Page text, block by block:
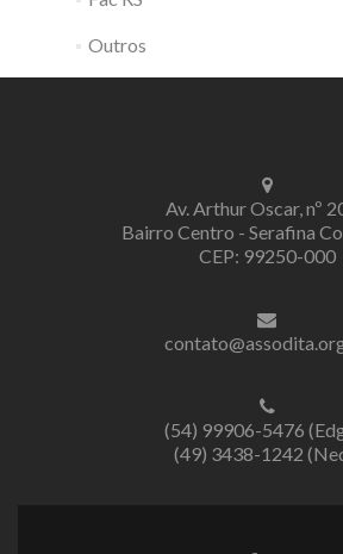
Outros
Av. Arthur Oscar, nº
Bairro Centro - Serafina
CEP: 99250-000
(54) 99906-5476
(49) 3438-1242